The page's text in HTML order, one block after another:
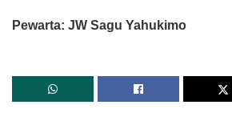
Pewarta: JW Sagu Yahukimo